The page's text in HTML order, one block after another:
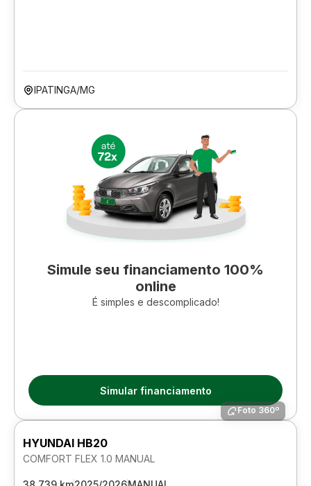
IPATINGA/MG
Simule seu financiamento 100%
online
É simples e descomplicado!
Simular financiamento
Foto 360º
HYUNDAI HB20
COMFORT FLEX 1.0 MANUAL